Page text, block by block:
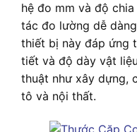
hệ đo mm và độ
tác đo lường dễ
thiết bị này đáp ứng
tiết và độ dày vật
thuật như xây dựng,
tô và nội thất.